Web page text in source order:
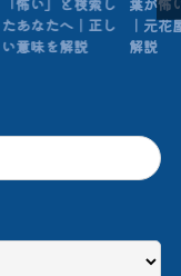
「怖い」と検索し
たあなたへ｜正し
い意味を解説
葉が怖
｜元花
解説